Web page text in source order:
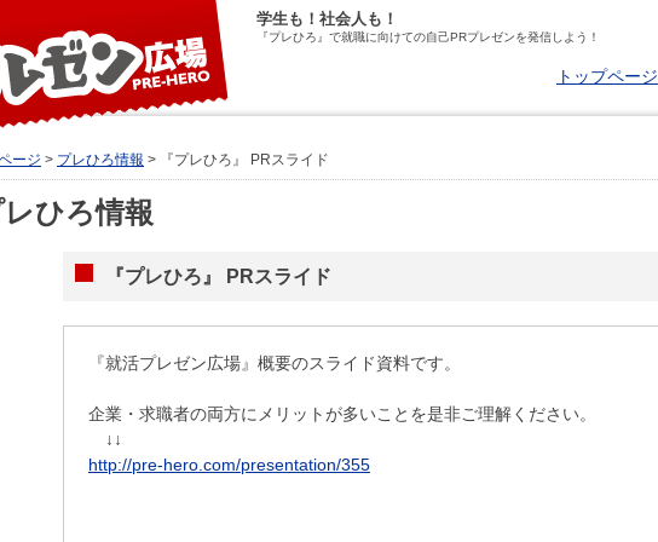
学生も！社会人も！
『プレひろ』で就職に向けての自己PRプレゼンを発信しよう！
トップページ
ージ > プレひろ情報 > 『プレひろ』 PRスライド
レひろ情報
『プレひろ』 PRスライド
『就活プレゼン広場』概要のスライド資料です。
企業・求職者の両方にメリットが多いことを是非ご理解ください。
↓↓
http://pre-hero.com/presentation/355